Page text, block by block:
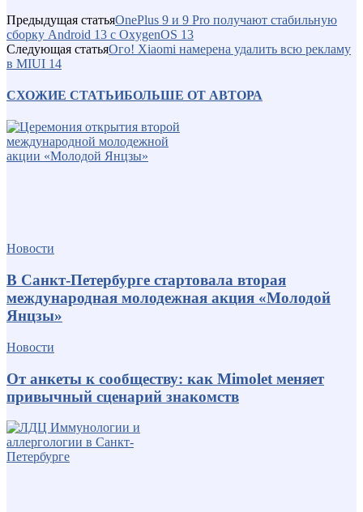
Предыдущая статьяOnePlus 9 и 9 Pro получают стабильную
сборку Android 13 с OxygenOS 13
Следующая статьяОго! Xiaomi намерена удалить всю рекламу
в MIUI 14
СХОЖИЕ СТАТЬИБОЛЬШЕ ОТ АВТОРА
Новости
В Санкт-Петербурге стартовала вторая
международная молодежная акция «Молодой
Янцзы»
Новости
От анкеты к сообществу: как Mimolet меняет
привычный сценарий знакомств